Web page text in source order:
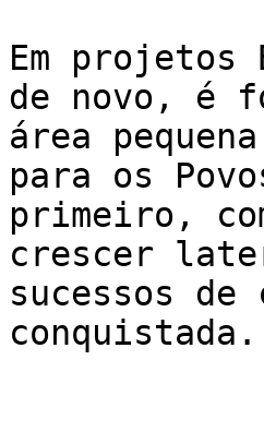
Em projetos
de novo, é
área
para os
primeiro,
crescer
sucessos de
conquistada.